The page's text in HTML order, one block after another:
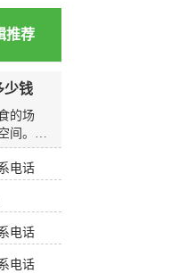
标准按
步行不
前部接
前用力
防滑
进行比
收标
行为依
推荐
少钱
的场
间。无
新派的
区域的
在潮湿
滑问题
对的挑
面防
电话
电话
电话